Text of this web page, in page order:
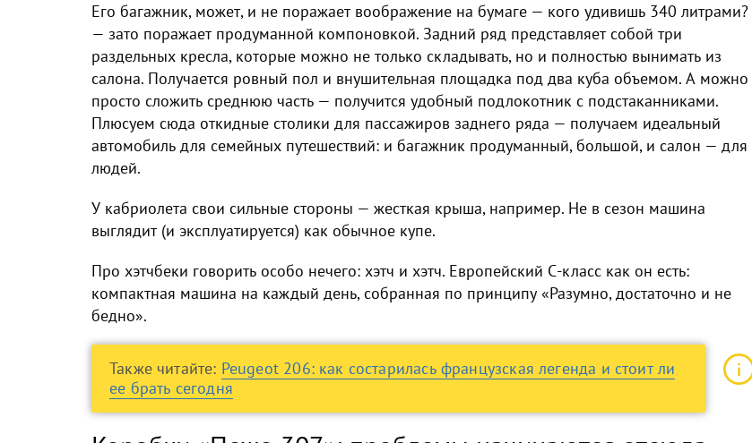
Его багажник, может, и не поражает воображение на бумаге — кого удивишь 340 литрами?
— зато поражает продуманной компоновкой. Задний ряд представляет собой три
раздельных кресла, которые можно не только складывать, но и полностью вынимать из
салона. Получается ровный пол и внушительная площадка под два куба объемом. А можно
просто сложить среднюю часть — получится удобный подлокотник с подстаканниками.
Плюсуем сюда откидные столики для пассажиров заднего ряда — получаем идеальный
автомобиль для семейных путешествий: и багажник продуманный, большой, и салон — для
людей.
У кабриолета свои сильные стороны — жесткая крыша, например. Не в сезон машина
выглядит (и эксплуатируется) как обычное купе.
Про хэтчбеки говорить особо нечего: хэтч и хэтч. Европейский С-класс как он есть:
компактная машина на каждый день, собранная по принципу «Разумно, достаточно и не
бедно».
Также читайте: Peugeot 206: как состарилась французская легенда и стоит ли
ее брать сегодня